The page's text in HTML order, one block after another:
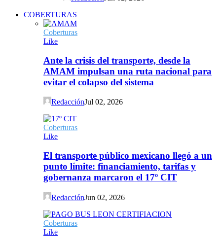
COBERTURAS
Coberturas
Like
Ante la crisis del transporte, desde la
AMAM impulsan una ruta nacional para
evitar el colapso del sistema
RedacciónJul 02, 2026
Coberturas
Like
El transporte público mexicano llegó a un
punto límite: financiamiento, tarifas y
gobernanza marcaron el 17º CIT
RedacciónJun 02, 2026
Coberturas
Like